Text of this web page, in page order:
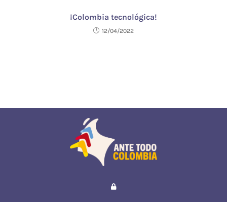
¡Colombia tecnológica!
12/04/2022